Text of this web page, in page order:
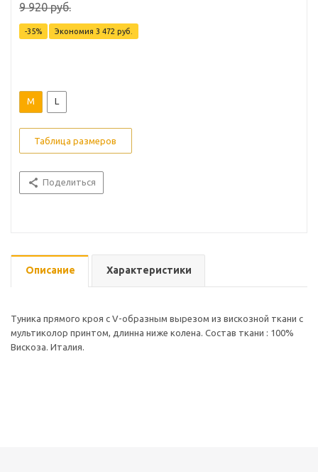
9 920 руб.
-35% Экономия 3 472 руб.
M L
Таблица размеров
Поделиться
Описание Характеристики
Туника прямого кроя с V-образным вырезом из вискозной ткани с
мультиколор принтом, длинна ниже колена. Состав ткани : 100%
Вискоза. Италия.